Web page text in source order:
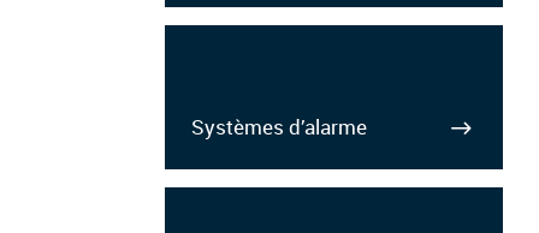
Systèmes d’alarme